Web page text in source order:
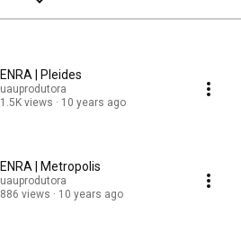
ENRA | Pleides
uauprodutora
1.5K views
10 years ago
ENRA | Metropolis
uauprodutora
886 views
10 years ago